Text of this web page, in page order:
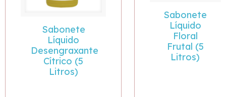
Sabonete
Líquido
Desengraxante
Cítrico (5
Litros)
Sabonete
Líquido
Floral
Frutal (5
Litros)